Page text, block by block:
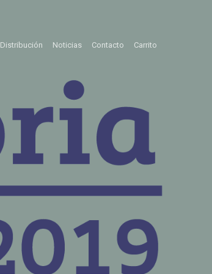
Distribución Noticias Contacto Carrito